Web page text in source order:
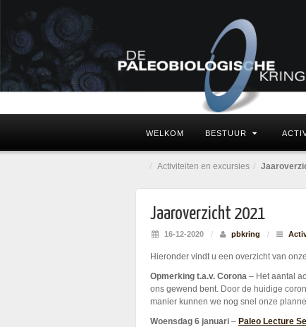
WELKOM BESTUUR
Activiteiten en excursies
Jaaroverzicht 2021
16-12-2020 / pbkring /
Hieronder vindt u een overzicht van
Opmerking t.a.v. Corona – Het aantal
ons gewend bent. Door de huidige
manier kunnen we nog snel onze
Woensdag 6 januari – Paleo Lecture